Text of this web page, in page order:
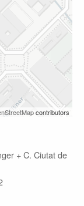
contributors
+ C. Ciutat de